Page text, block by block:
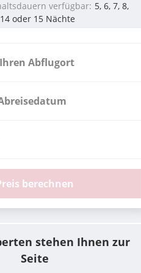
verfügbar 5, 6, 7, 8,
oder 15 Nächte
Abflugort
berechnen
stehen Ihnen zur
Seite